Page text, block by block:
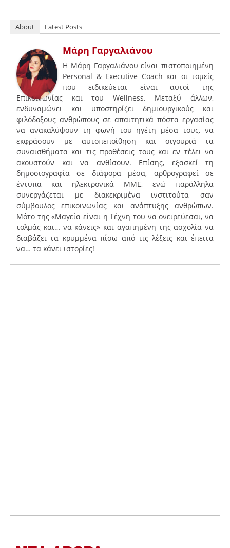
About Latest Posts
Μάρη Γαργαλιάνου
Η Μάρη Γαργαλιάνου είναι πιστοποιημένη
Personal & Executive Coach και οι τομείς
που ειδικεύεται είναι αυτοί της
Επικοινωνίας και του Wellness. Μεταξύ άλλων,
ενδυναμώνει και υποστηρίζει δημιουργικούς και
φιλόδοξους ανθρώπους σε απαιτητικά πόστα εργασίας
να ανακαλύψουν τη φωνή του ηγέτη μέσα τους, να
εκφράσουν με αυτοπεποίθηση και σιγουριά τα
συναισθήματα και τις προθέσεις τους και εν τέλει να
ακουστούν και να ανθίσουν. Επίσης, εξασκεί τη
δημοσιογραφία σε διάφορα μέσα, αρθρογραφεί σε
έντυπα και ηλεκτρονικά ΜΜΕ, ενώ παράλληλα
συνεργάζεται με διακεκριμένα ινστιτούτα σαν
σύμβουλος επικοινωνίας και ανάπτυξης ανθρώπων.
Mότο της «Μαγεία είναι η Τέχνη του να ονειρεύεσαι, να
τολμάς και… να κάνεις» και αγαπημένη της ασχολία να
διαβάζει τα κρυμμένα πίσω από τις λέξεις και έπειτα
να… τα κάνει ιστορίες!